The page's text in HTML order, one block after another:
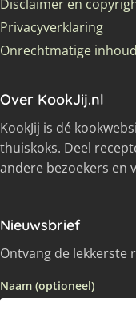
Disclaimer en
Privacyverklaring
Onrechtmatige
Over KookJij.nl
KookJij is dé
thuiskoks. Deel
andere bezoekers en
Nieuwsbrief
Ontvang de lekkerste
Naam (optioneel)